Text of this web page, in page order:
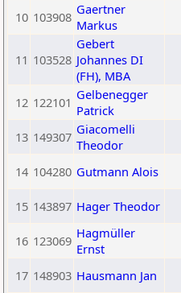
10 103908 Gaertner
Markus
11 103528
Gebert
Johannes DI
(FH), MBA
12 122101 Gelbenegger
Patrick
13 149307 Giacomelli
Theodor
14 104280 Gutmann Alois
15 143897 Hager Theodor
16 123069 Hagmüller
Ernst
17 148903 Hausmann Jan